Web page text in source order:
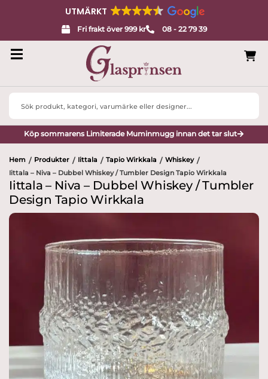
UTMÄRKT
Fri frakt över 999 kr 08 - 22 79 39
Search
Köp sommarens Limiterade Muminmugg innan det tar slut
Hem / Produkter / Iittala / Tapio Wirkkala / Whiskey /
Iittala – Niva – Dubbel Whiskey / Tumbler Design Tapio Wirkkala
Iittala – Niva – Dubbel Whiskey / Tumbler
Design Tapio Wirkkala